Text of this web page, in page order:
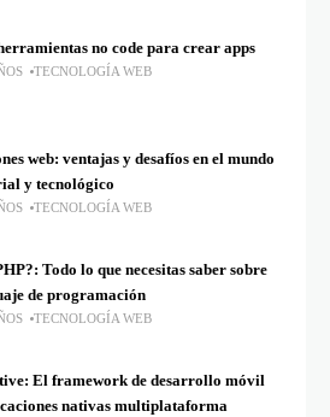
no code para crear apps
TECNOLOGÍA WEB
web: ventajas y desafíos en el mundo
y tecnológico
TECNOLOGÍA WEB
Todo lo que necesitas saber sobre
de programación
TECNOLOGÍA WEB
El framework de desarrollo móvil
nativas multiplataforma